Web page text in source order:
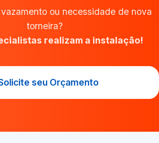
ou necessidade de nova
torneira?
realizam a instalação!
seu Orçamento